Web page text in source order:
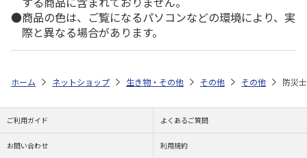
商品の色は、ご覧になるパソコンなどの環境により、実
際と異なる場合があります。
ホーム ネットショップ 生き物・その他 その他 その他 防災
ご利用ガイド よくあるご質問
お問い合わせ 利用規約